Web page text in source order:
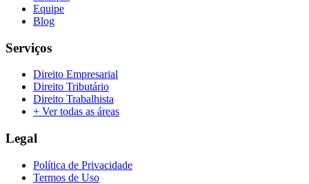
Equipe
Blog
Serviços
Direito Empresarial
Direito Tributário
Direito Trabalhista
+ Ver todas as áreas
Legal
Política de Privacidade
Termos de Uso